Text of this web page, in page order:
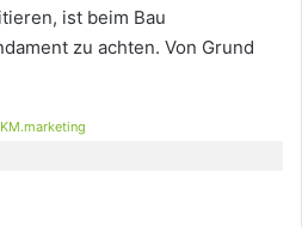
ist beim Bau
zu achten. Von Grund